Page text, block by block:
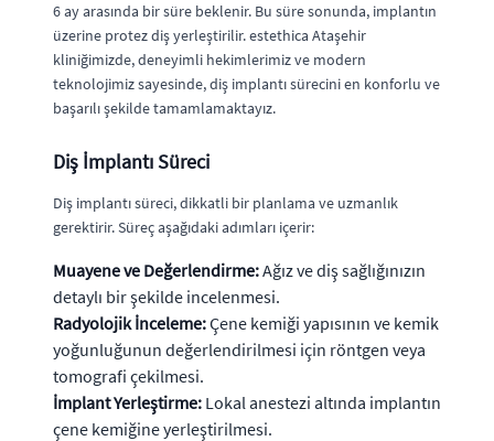
6 ay arasında bir süre beklenir. Bu süre sonunda, implantın
üzerine protez diş yerleştirilir. estethica Ataşehir
kliniğimizde, deneyimli hekimlerimiz ve modern
teknolojimiz sayesinde, diş implantı sürecini en konforlu ve
başarılı şekilde tamamlamaktayız.
Diş İmplantı Süreci
Diş implantı süreci, dikkatli bir planlama ve uzmanlık
gerektirir. Süreç aşağıdaki adımları içerir:
Muayene ve Değerlendirme:Ağız ve diş sağlığınızın
detaylı bir şekilde incelenmesi.
Radyolojik İnceleme:Çene kemiği yapısının ve kemik
yoğunluğunun değerlendirilmesi için röntgen veya
tomografi çekilmesi.
İmplant Yerleştirme: Lokal anestezi altında implantın
çene kemiğine yerleştirilmesi.